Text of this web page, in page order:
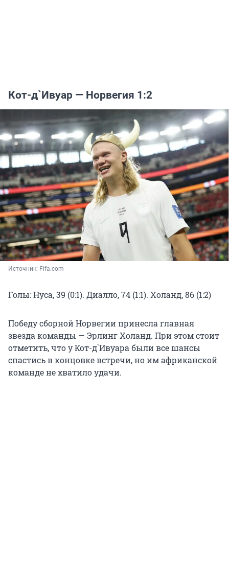
Кот-д`Ивуар — Норвегия 1:2
Источник: Fifa.com
Голы: Нуса, 39 (0:1). Диалло, 74 (1:1). Холанд, 86 (1:2)
Победу сборной Норвегии принесла главная
звезда команды — Эрлинг Холанд. При этом стоит
отметить, что у Кот-д`Ивуара были все шансы
спастись в концовке встречи, но им африканской
команде не хватило удачи.